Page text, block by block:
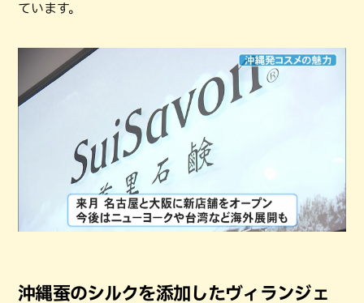
ています。
沖縄蚕のシルクを添加したヴィランジェ